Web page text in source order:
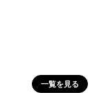
一覧を見る